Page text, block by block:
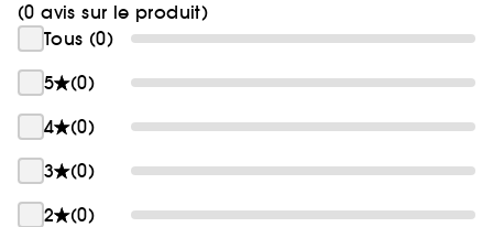
(0 avis sur le produit)
Tous (0)
5
(0)
4
(0)
3
(0)
2
(0)